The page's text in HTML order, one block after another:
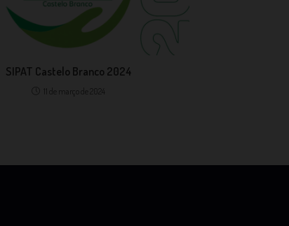
SIPAT Castelo Branco 2024
11 de março de 2024